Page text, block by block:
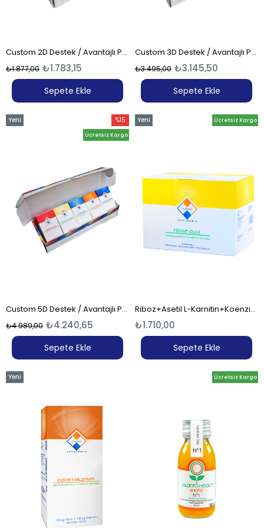
Custom 2D Destek / Avantajlı Paket-1
₺1.783,15
₺1.877,00
Sepete Ekle
Custom 3D Destek / Avantajlı Paket-2
₺3.145,50
₺3.495,00
Sepete Ekle
Custom 5D Destek / Avantajlı Paket-1
₺4.240,65
₺4.989,00
Sepete Ekle
%15
İndirim
%15İndirim
Ücretsiz Kargo
Yeni
Riboz+Asetil L-Karnitin+Koenzim Q10 Plus (30 Saşe)
₺1.710,00
Sepete Ekle
Ücretsiz Kargo
Yeni
Yeni
Ücretsiz Kargo